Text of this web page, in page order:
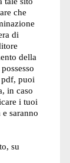
che
di
della
puoi
in caso
i tuoi
saranno
su